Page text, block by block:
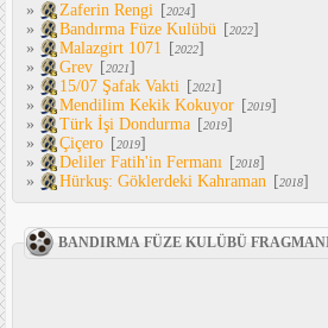
»
Zaferin Rengi [2024]
»
Bandırma Füze Kulübü [2022]
»
Malazgirt 1071 [2022]
»
Grev [2021]
»
15/07 Şafak Vakti [2021]
»
Mendilim Kekik Kokuyor [2019]
»
Türk İşi Dondurma [2019]
»
Çiçero [2019]
»
Deliler Fatih'in Fermanı [2018]
»
Hürkuş: Göklerdeki Kahraman [2018]
BANDIRMA FÜZE KULÜBÜ